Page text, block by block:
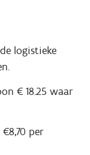
logistieke
€ 18.25 waar
per